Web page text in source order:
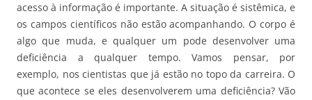
acesso à informação é importante. A situação é sistêmica, e
os campos científicos não estão acompanhando. O corpo é
algo que muda, e qualquer um pode desenvolver uma
deficiência a qualquer tempo. Vamos pensar, por
exemplo, nos cientistas que já estão no topo da carreira. O
que acontece se eles desenvolverem uma deficiência? Vão